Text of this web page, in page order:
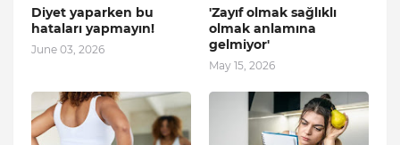
Diyet yaparken bu
hataları yapmayın!
June 03, 2026
'Zayıf olmak sağlıklı
olmak anlamına
gelmiyor'
May 15, 2026